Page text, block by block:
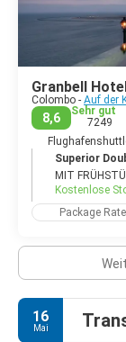
Cinnamon
Vorbild des
Granbell
Colombo - Auf der
8,6
Sehr gut
7249
Superior
MIT
Kostenlose
Package Rate
16
Mai